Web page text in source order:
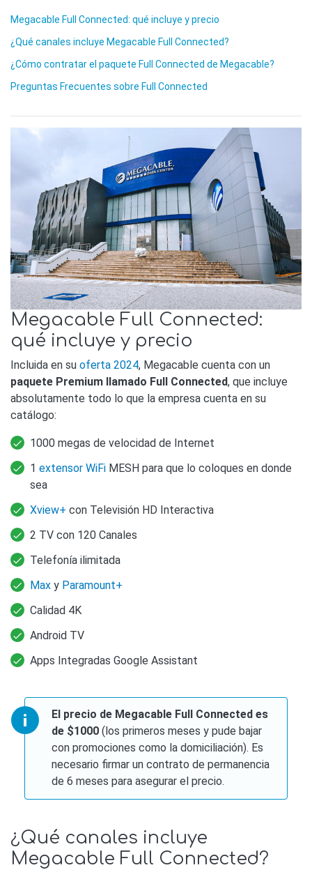
Megacable Full Connected: qué incluye y precio
¿Qué canales incluye Megacable Full Connected?
¿Cómo contratar el paquete Full Connected de Megacable?
Preguntas Frecuentes sobre Full Connected
Megacable Full Connected:
qué incluye y precio
Incluida en su oferta 2024, Megacable cuenta con un
paquete Premium llamado Full Connected, que incluye
absolutamente todo lo que la empresa cuenta en su
catálogo:
1000 megas de velocidad de Internet
1 extensor WiFi MESH para que lo coloques en donde
sea
Xview+ con Televisión HD Interactiva
2 TV con 120 Canales
Telefonía ilimitada
Max y Paramount+
Calidad 4K
Android TV
Apps Integradas Google Assistant
El precio de Megacable Full Connected es
de $1000 (los primeros meses y pude bajar
con promociones como la domiciliación). Es
necesario firmar un contrato de permanencia
de 6 meses para asegurar el precio.
¿Qué canales incluye
Megacable Full Connected?